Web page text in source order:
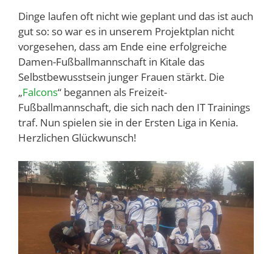
Dinge laufen oft nicht wie geplant und das ist auch
gut so: so war es in unserem Projektplan nicht
vorgesehen, dass am Ende eine erfolgreiche
Damen-Fußballmannschaft in Kitale das
Selbstbewusstsein junger Frauen stärkt. Die
„Falcons“ begannen als Freizeit-
Fußballmannschaft, die sich nach den IT Trainings
traf. Nun spielen sie in der Ersten Liga in Kenia.
Herzlichen Glückwunsch!